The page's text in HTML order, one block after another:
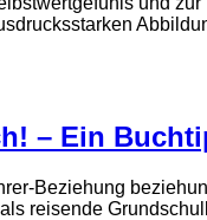
– Ein
Beziehung
reisende